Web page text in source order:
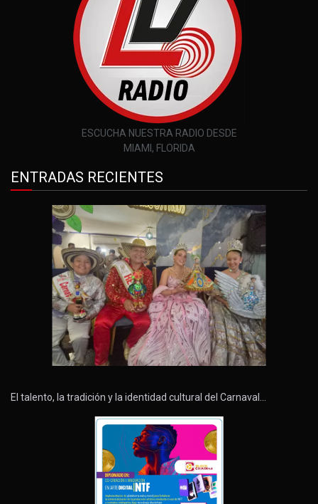
ESCUCHA NUESTRA RADIO DESDE
MIAMI, FLORIDA
ENTRADAS RECIENTES
El talento, la tradición y la identidad cultural del Carnaval…